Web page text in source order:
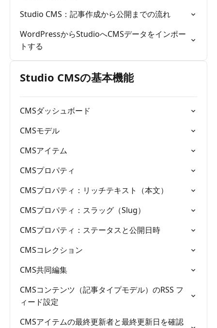
Studio CMS：記事作成から公開までの流れ
WordPressからStudioへCMSデータをインポー
トする
Studio CMSの基本機能
CMSダッシュボード
CMSモデル
CMSアイテム
CMSプロパティ
CMSプロパティ：リッチテキスト（本文）
CMSプロパティ：スラッグ（Slug）
CMSプロパティ：ステータスと公開日時
CMSコレクション
CMS共同編集
CMSコンテンツ（記事タイプモデル）のRSS フ
ィード設定
CMSアイテムの最終更新者と最終更新日を確認